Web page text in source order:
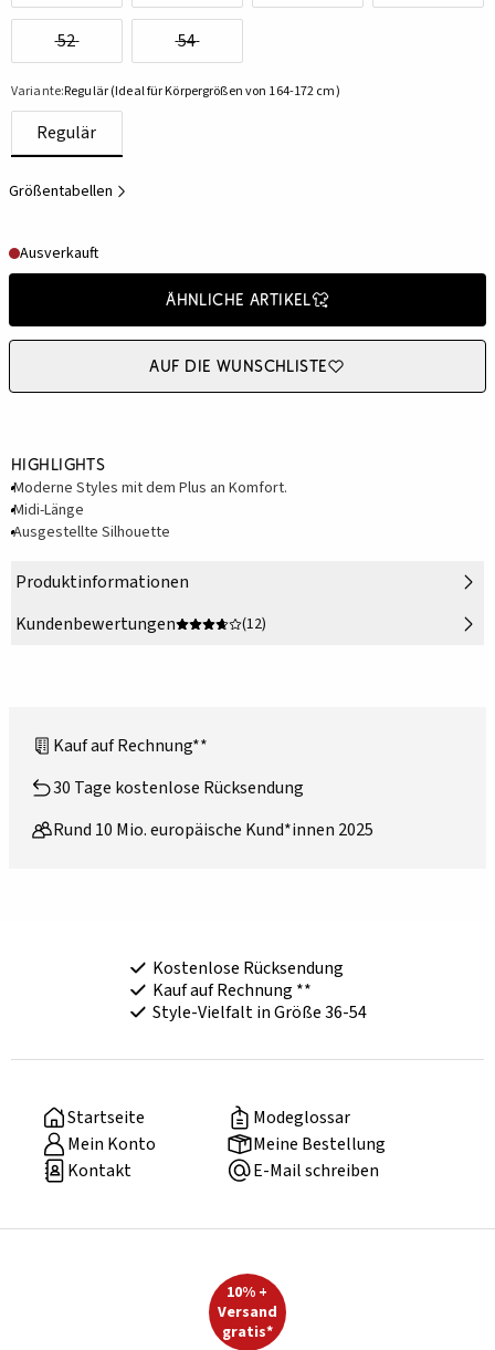
52 54
Variante:Regulär (Ideal für Körpergrößen von 164-172 cm)
Regulär
Größentabellen
Ausverkauft
Ähnliche Artikel
Auf die Wunschliste
Highlights
Moderne Styles mit dem Plus an Komfort.
Midi-Länge
Ausgestellte Silhouette
Produktinformationen
Kundenbewertungen
(12)
Kauf auf Rechnung**
30 Tage kostenlose Rücksendung
Rund 10 Mio. europäische Kund*innen 2025
Kostenlose Rücksendung
Kauf auf Rechnung **
Style-Vielfalt in Größe 36-54
Startseite
Modeglossar
Mein Konto
Meine Bestellung
Kontakt
E-Mail schreiben
10% +
Versand
gratis*